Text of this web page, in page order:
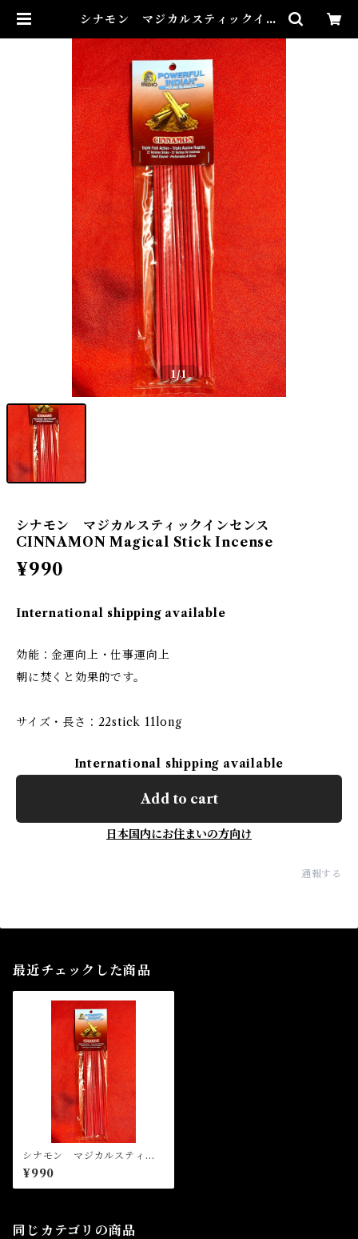
シナモン マジカルスティックイン
Stick Incense | Airies Mystic
al アイリスミスティカル マダムア
イリスの風水・本格白魔術
1/1
シナモン マジカルスティックインセンス
CINNAMON Magical Stick Incense
¥990
International shipping available
効能：金運向上・仕事運向上
朝に焚くと効果的です。
サイズ・長さ：22stick 11long
International shipping available
Add to cart
日本国内にお住まいの方向け
通報する
最近チェックした商品
シナモン マジカルスティッ
クインセンス CINNAMON
Magical Stick Incense
¥990
同じカテゴリの商品